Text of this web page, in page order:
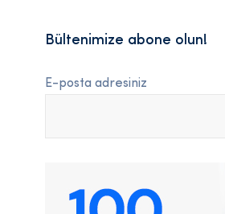
Bültenimize abone olun!
E-posta adresiniz